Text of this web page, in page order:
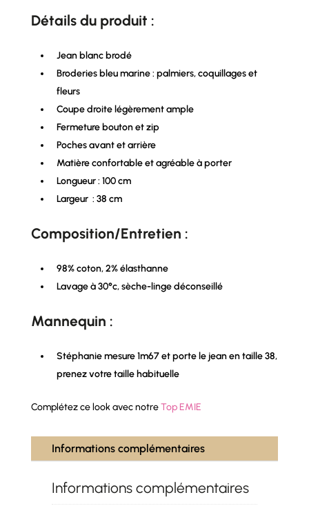
Détails du produit :
Jean blanc brodé
Broderies bleu marine : palmiers, coquillages et
fleurs
Coupe droite légèrement ample
Fermeture bouton et zip
Poches avant et arrière
Matière confortable et agréable à porter
Longueur : 100 cm
Largeur : 38 cm
Composition/Entretien :
98% coton, 2% élasthanne
Lavage à 30°c, sèche-linge déconseillé
Mannequin :
Stéphanie mesure 1m67 et porte le jean en taille 38,
prenez votre taille habituelle
Complétez ce look avec notreTop EMIE
Informations complémentaires
Informations complémentaires